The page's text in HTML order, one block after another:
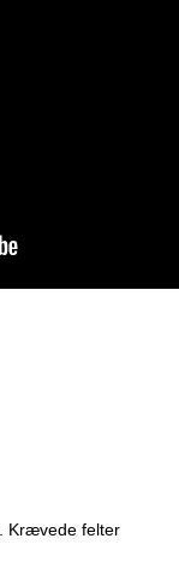
Krævede felter